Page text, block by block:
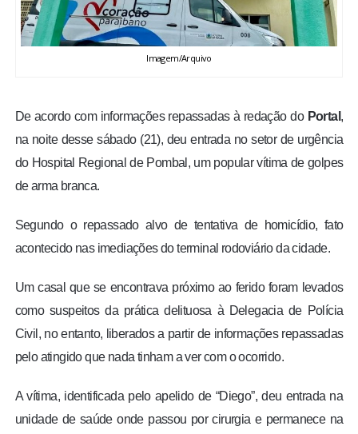
TV LPB
COLUNISTAS
Imagem/Arquivo
De acordo com informações repassadas à redação do Portal ,
na noite desse sábado (21), deu entrada no setor de urgência
do Hospital Regional de Pombal, um popular vítima de golpes
de arma branca.
Segundo o repassado alvo de tentativa de homicídio, fato
acontecido nas imediações do terminal rodoviário da cidade.
Um casal que se encontrava próximo ao ferido foram levados
como suspeitos da prática delituosa à Delegacia de Polícia
Civil, no entanto, liberados a partir de informações repassadas
pelo atingido que nada tinham a ver com o ocorrido.
A vítima, identificada pelo apelido de “Diego”, deu entrada na
unidade de saúde onde passou por cirurgia e permanece na